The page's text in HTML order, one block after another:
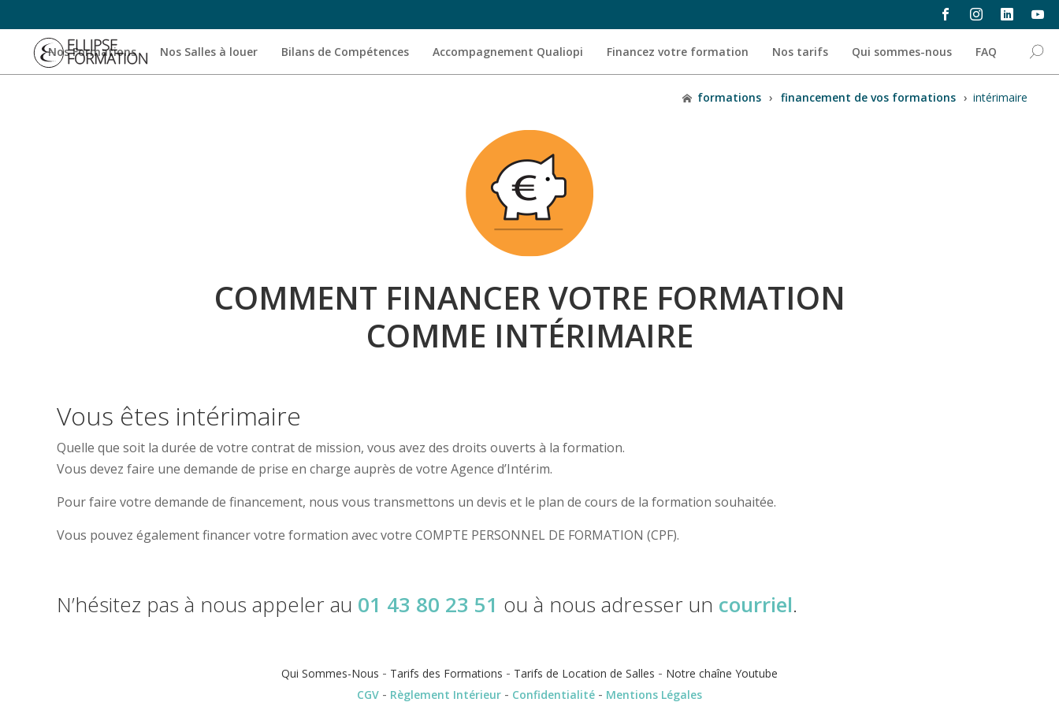
Nos Formations Nos Salles à louer Bilans de Compétences Accompagnement Qualiopi Financez votre formation Nos tarifs Qui sommes-nous FAQ
formations › financement de vos formations › intérimaire
COMMENT FINANCER VOTRE FORMATION
COMME INTÉRIMAIRE
Vous êtes intérimaire
Quelle que soit la durée de votre contrat de mission, vous avez des droits ouverts à la formation.
Vous devez faire une demande de prise en charge auprès de votre Agence d’Intérim.
Pour faire votre demande de financement, nous vous transmettons un devis et le plan de cours de la formation souhaitée.
Vous pouvez également financer votre formation avec votre COMPTE PERSONNEL DE FORMATION (CPF).
N’hésitez pas à nous appeler au 01 43 80 23 51 ou à nous adresser un courriel.
Qui Sommes-Nous - Tarifs des Formations - Tarifs de Location de Salles - Notre chaîne Youtube
CGV - Règlement Intérieur - Confidentialité - Mentions Légales